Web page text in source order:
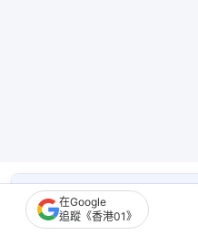
哪些蔬果不能放在一起？
在Google
追蹤《香港01》